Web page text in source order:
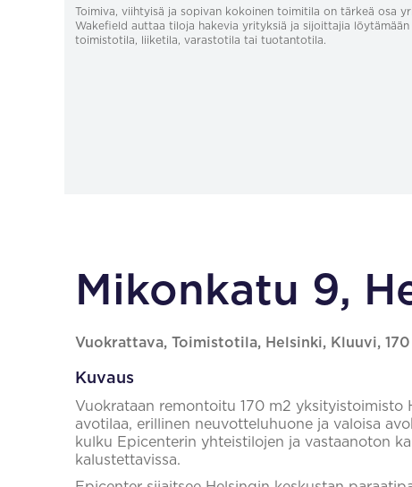
Toimiva, viihtyisä ja sopivan kokoinen toimitila on tärkeä osa
Wakefield auttaa tiloja hakevia yrityksiä ja sijoittajia
toimistotila, liiketila, varastotila tai tuotantotila.
Mikonkatu 9,
Vuokrattava, Toimistotila, Helsinki, Kluuvi, 170
Kuvaus
Vuokrataan remontoitu 170 m2 yksityistoimisto
avotilaa, erillinen neuvotteluhuone ja valoisa
kulku Epicenterin yhteistilojen ja vastaanoton
kalustettavissa.